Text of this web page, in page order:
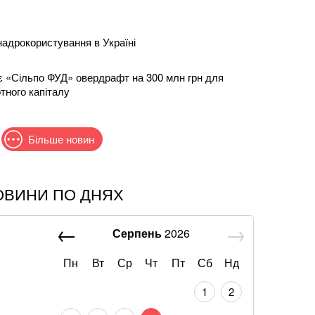
в Україні
«Сільпо ФУД» овердрафт на 300 млн грн для
капіталу
Більше новин
дронів у російському Ярославлі спалахнули
слова Залужного щодо членства в НАТО були
ПО ДНЯХ
Серпень2026
Пн
Вт Ср Чт Пт Сб Нд
1
2